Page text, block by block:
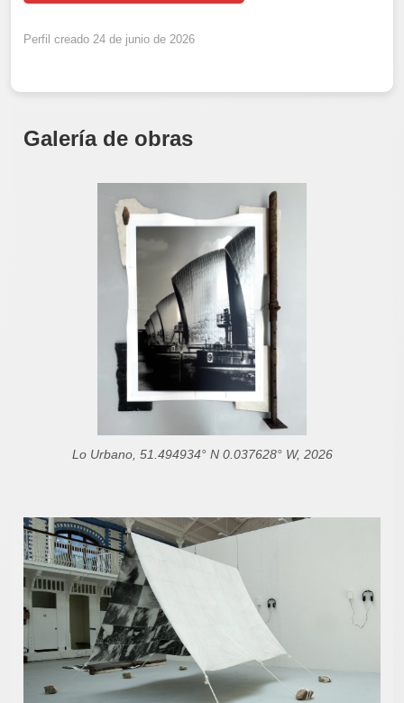
Perfil creado 24 de junio de 2026
Galería de obras
Lo Urbano, 51.494934° N 0.037628° W, 2026